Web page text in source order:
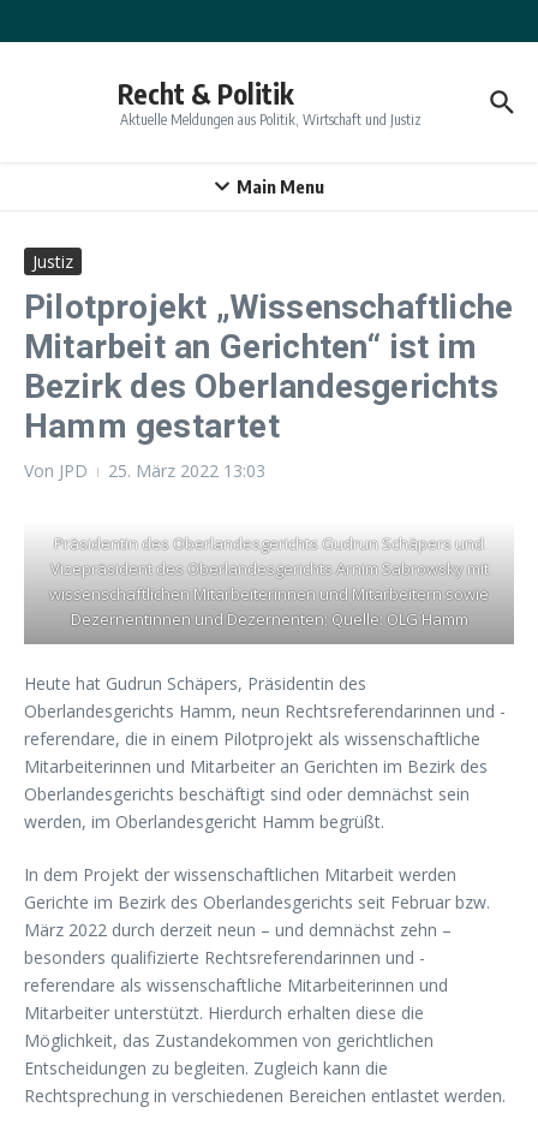
Recht & Politik
Aktuelle Meldungen aus Politik, Wirtschaft und Justiz
Main Menu
Justiz
Pilotprojekt „Wissenschaftliche
Mitarbeit an Gerichten“ ist im
Bezirk des Oberlandesgerichts
Hamm gestartet
Von JPD 25. März 2022 13:03
Präsidentin des Oberlandesgerichts Gudrun Schäpers und
Vizepräsident des Oberlandesgerichts Arnim Sabrowsky mit
wissenschaftlichen Mitarbeiterinnen und Mitarbeitern sowie
Dezernentinnen und Dezernenten; Quelle: OLG Hamm
Heute hat Gudrun Schäpers, Präsidentin des
Oberlandesgerichts Hamm, neun Rechtsreferendarinnen und -
referendare, die in einem Pilotprojekt als wissenschaftliche
Mitarbeiterinnen und Mitarbeiter an Gerichten im Bezirk des
Oberlandesgerichts beschäftigt sind oder demnächst sein
werden, im Oberlandesgericht Hamm begrüßt.
In dem Projekt der wissenschaftlichen Mitarbeit werden
Gerichte im Bezirk des Oberlandesgerichts seit Februar bzw.
März 2022 durch derzeit neun – und demnächst zehn –
besonders qualifizierte Rechtsreferendarinnen und -
referendare als wissenschaftliche Mitarbeiterinnen und
Mitarbeiter unterstützt. Hierdurch erhalten diese die
Möglichkeit, das Zustandekommen von gerichtlichen
Entscheidungen zu begleiten. Zugleich kann die
Rechtsprechung in verschiedenen Bereichen entlastet werden.